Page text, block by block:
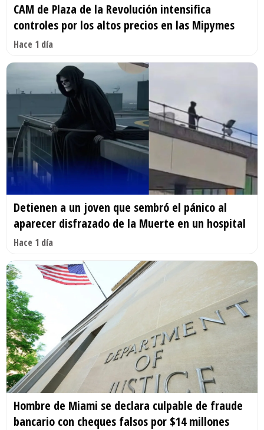
CAM de Plaza de la Revolución intensifica
controles por los altos precios en las Mipymes
Hace 1 día
Detienen a un joven que sembró el pánico al
aparecer disfrazado de la Muerte en un hospital
Hace 1 día
Hombre de Miami se declara culpable de fraude
bancario con cheques falsos por $14 millones